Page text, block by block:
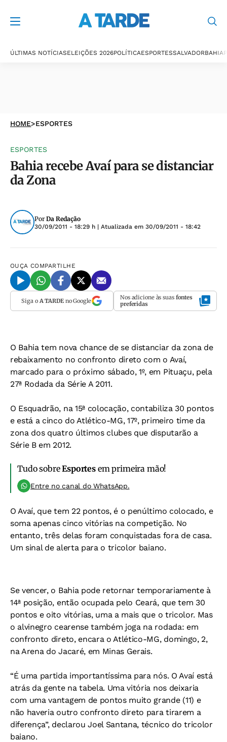
ÚLTIMAS NOTÍCIASELEIÇÕES 2026POLÍTICAESPORTESSALVADORBAHIA
HOME>ESPORTES
ESPORTES
Bahia recebe Avaí para se distanciar
da Zona
Por Da Redação
30/09/2011 - 18:29 h | Atualizada em 30/09/2011 - 18:42
OUÇA COMPARTILHE
Siga o A TARDEno Google Nos adicione às suas fontes
preferidas
O Bahia tem nova chance de se distanciar da zona de
rebaixamento no confronto direto com o Avaí,
marcado para o próximo sábado, 1º, em Pituaçu, pela
27ª Rodada da Série A 2011.
O Esquadrão, na 15ª colocação, contabiliza 30 pontos
e está a cinco do Atlético-MG, 17º, primeiro time da
zona dos quatro últimos clubes que disputarão a
Série B em 2012.
Tudo sobreEsportesem primeira mão!
Entre no canal do WhatsApp.
O Avaí, que tem 22 pontos, é o penúltimo colocado, e
soma apenas cinco vitórias na competição. No
entanto, três delas foram conquistadas fora de casa.
Um sinal de alerta para o tricolor baiano.
Se vencer, o Bahia pode retornar temporariamente à
14ª posição, então ocupada pelo Ceará, que tem 30
pontos e oito vitórias, uma a mais que o tricolor. Mas
o alvinegro cearense também joga na rodada: em
confronto direto, encara o Atlético-MG, domingo, 2,
na Arena do Jacaré, em Minas Gerais.
“É uma partida importantíssima para nós. O Avaí está
atrás da gente na tabela. Uma vitória nos deixaria
com uma vantagem de pontos muito grande (11) e
não haveria outro confronto direto para tirarem a
diferença”, declarou Joel Santana, técnico do tricolor
baiano.